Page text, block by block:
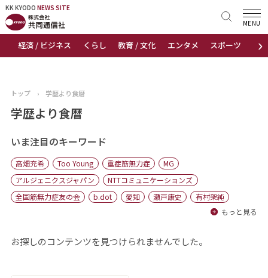
KK KYODO NEWS SITE
›
経済 / ビジネス くらし 教育 / 文化 エンタメ スポーツ 地域
MENU
KK KYODONEWS SITE
トップページ
ニュース
おすすめコンテンツ
出版物
会社概要
トップ › 学歴より食暦
学歴より食暦
いま注目のキーワード
高畑充希 Too Young 重症筋無力症
MG
アルジェニクスジャパン
NTTコミュニケーションズ
全国筋無力症友の会
b.dot 愛知 瀬戸康史
有村架純
もっと見る
お探しのコンテンツを見つけられませんでした。